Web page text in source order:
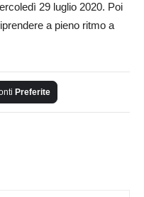
29 luglio 2020. Poi
a pieno ritmo a
Preferite